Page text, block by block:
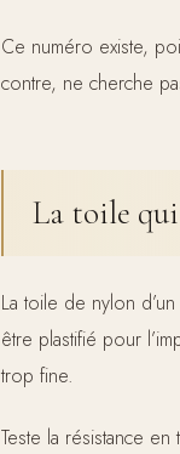
Ce numéro existe,
contre, ne cherche
La toile
La toile de nylon
être plastifié pour
trop fine.
Teste la résistance